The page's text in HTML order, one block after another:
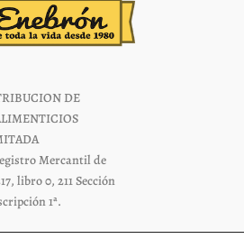
DE
Mercantil de
libro 0, 211 Sección
1ª.